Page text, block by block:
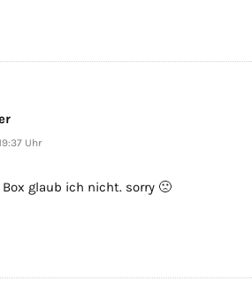
Uhr
glaub ich nicht. sorry 🙁